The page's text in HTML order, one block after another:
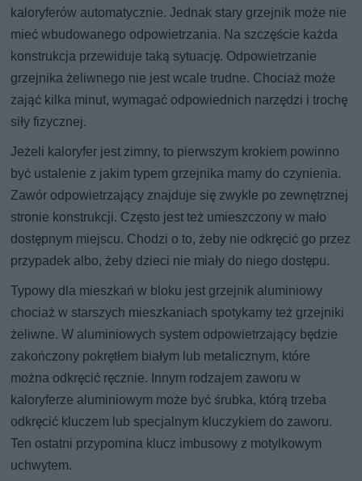
kaloryferów automatycznie. Jednak stary grzejnik może nie
mieć wbudowanego odpowietrzania. Na szczęście każda
konstrukcja przewiduje taką sytuację. Odpowietrzanie
grzejnika żeliwnego nie jest wcale trudne. Chociaż może
zająć kilka minut, wymagać odpowiednich narzędzi i trochę
siły fizycznej.
Jeżeli kaloryfer jest zimny, to pierwszym krokiem powinno
być ustalenie z jakim typem grzejnika mamy do czynienia.
Zawór odpowietrzający znajduje się zwykle po zewnętrznej
stronie konstrukcji. Często jest też umieszczony w mało
dostępnym miejscu. Chodzi o to, żeby nie odkręcić go przez
przypadek albo, żeby dzieci nie miały do niego dostępu.
Typowy dla mieszkań w bloku jest grzejnik aluminiowy
chociaż w starszych mieszkaniach spotykamy też grzejniki
żeliwne. W aluminiowych system odpowietrzający będzie
zakończony pokrętłem białym lub metalicznym, które
można odkręcić ręcznie. Innym rodzajem zaworu w
kaloryferze aluminiowym może być śrubka, którą trzeba
odkręcić kluczem lub specjalnym kluczykiem do zaworu.
Ten ostatni przypomina klucz imbusowy z motylkowym
uchwytem.